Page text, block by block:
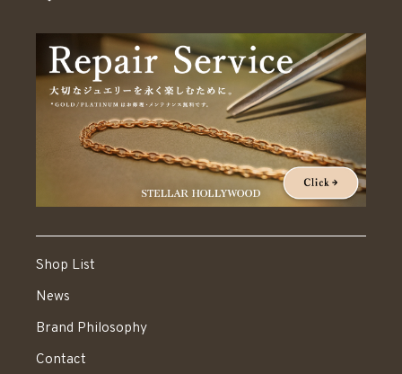
Shop List
News
Brand Philosophy
Contact